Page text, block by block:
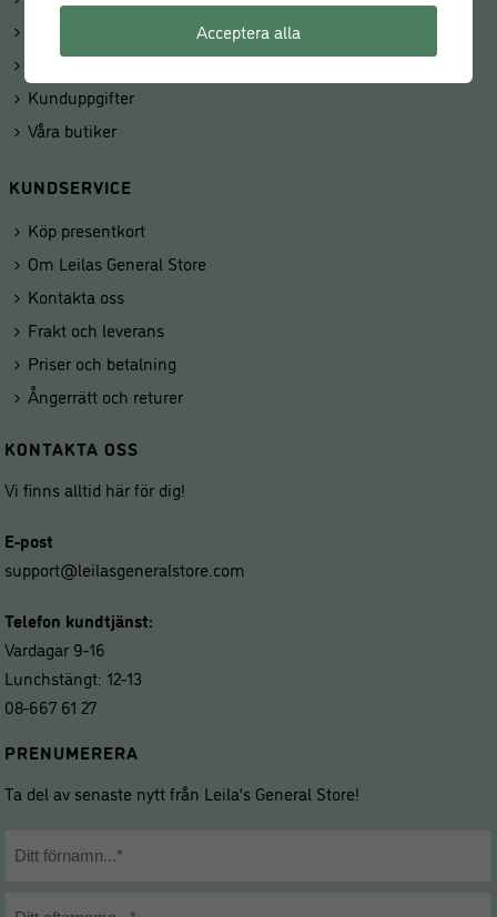
Beställningar
Kunduppgifter
Våra butiker
KUNDSERVICE
Köp presentkort
Om Leilas General Store
Kontakta oss
Frakt och leverans
Priser och betalning
Ångerrätt och returer
KONTAKTA OSS
Vi finns alltid här för dig!
E-post
support@leilasgeneralstore.com
Telefon kundtjänst:
Vardagar 9-16
Lunchstängt: 12-13
08-667 61 27
PRENUMERERA
Ta del av senaste nytt från Leila’s General Store!
Acceptera alla